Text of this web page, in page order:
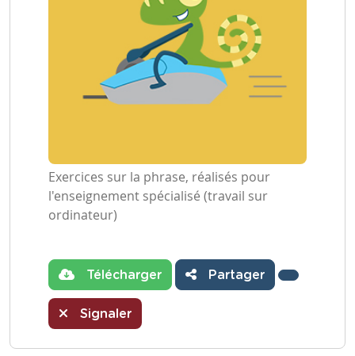
Exercices sur la phrase, réalisés pour
l'enseignement spécialisé (travail sur
ordinateur)
Télécharger Partager
Signaler